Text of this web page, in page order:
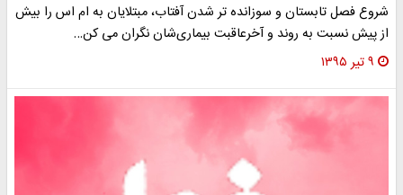
شروع فصل تابستان و سوزانده تر شدن آفتاب، مبتلایان به ام اس را بیش
از پیش نسبت به روند و آخرعاقبت بیماری‌شان نگران می کن…
۹ تیر ۱۳۹۵